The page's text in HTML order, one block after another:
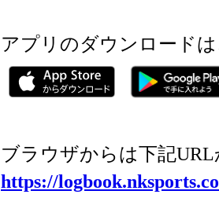
アプリのダウンロード
ブラウザからは下記
https://